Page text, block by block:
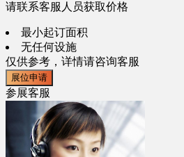
请联系客服人员获取价格
最小起订面积
无任何设施
仅供参考，详情请咨询客服
展位申请
参展客服